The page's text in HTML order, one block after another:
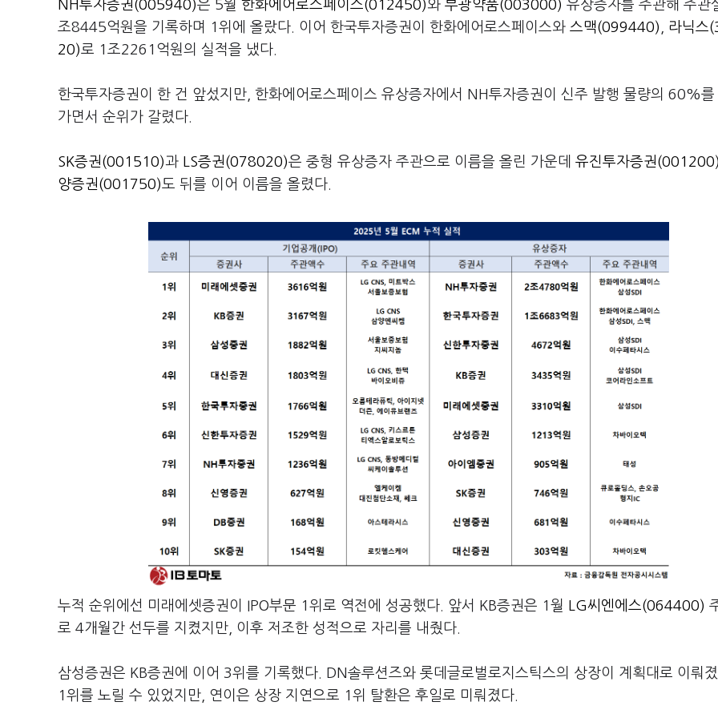
NH투자증권(005940)은 5월 한화에어로스페이스(012450)와 부광약품(003000) 유상증자를 주관해 주관
조8445억원을 기록하며 1위에 올랐다. 이어 한국투자증권이 한화에어로스페이스와 스맥(099440)
라닉스
20)로 1조2261억원의 실적을 냈다.
한국투자증권이 한 건 앞섰지만, 한화에어로스페이스 유상증자에서 NH투자증권이 신주 발행 물량의 60%를
가면서 순위가 갈렸다.
SK증권(001510)과 LS증권(078020)은 중형 유상증자 주관으로 이름을 올린 가운데 유진투자증권(001200)
양증권(001750)도 뒤를 이어 이름을 올렸다.
누적 순위에선 미래에셋증권이 IPO부문 1위로 역전에 성공했다. 앞서 KB증권은 1월 LG씨엔에스(064400)
로 4개월간 선두를 지켰지만, 이후 저조한 성적으로 자리를 내줬다.
삼성증권은 KB증권에 이어 3위를 기록했다. DN솔루션즈와 롯데글로벌로지스틱스의 상장이 계획대로 이뤄
1위를 노릴 수 있었지만, 연이은 상장 지연으로 1위 탈환은 후일로 미뤄졌다.